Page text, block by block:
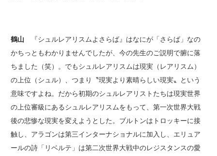
鶴山 『シュルレアリスムよさらば』はなにが「さらば」なの
かちっともわかりませんでしたが、今の先生のご説明で腑に落
ちました（笑）。でもシュルレアリスムは現実（レアリスム）
の上位（シュル）、つまり〝現実より素晴らしい現実〟という
意味ですよね。だから初期のシュルレアリストたちは現実世界
の上位審級にあるシュルレアリスムをもって、第一次世界大戦
後の悲惨な現実を変えようとした。ブルトンはトロッキーに接
触し、アラゴンは第三インターナショナルに加入し、エリュア
ールの詩「リベルテ」は第二次世界大戦中のレジスタンスの愛